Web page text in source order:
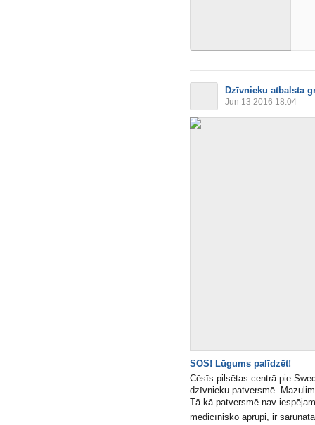
Dzīvnieku atbalsta
Jun 13 2016 18:04
SOS! Lūgums palīdzēt!
Cēsīs pilsētas centrā pie
dzīvnieku patversmē.
Tā kā patversmē nav
medicīnisko aprūpi, ir